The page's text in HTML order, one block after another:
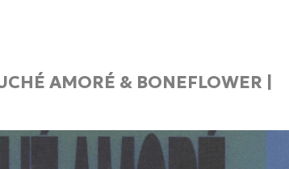
AMORÉ & BONEFLOWER |